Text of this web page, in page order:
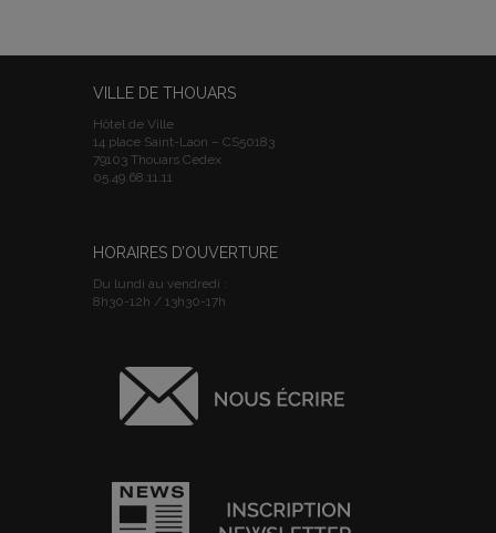
VILLE DE THOUARS
Hôtel de Ville
14 place Saint-Laon – CS50183
79103 Thouars Cedex
05.49.68.11.11
HORAIRES D’OUVERTURE
Du lundi au vendredi :
8h30-12h / 13h30-17h